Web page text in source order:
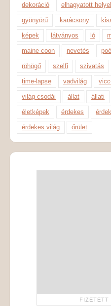
dekoráció elhagyatott
gyönyörű karácsony
képek látványos ló
maine coon nevetés
röhögő szelfi szivatás
time-lapse vadvilág
világ csodái állat állati
életképek érdekes
érdekes világ őrület